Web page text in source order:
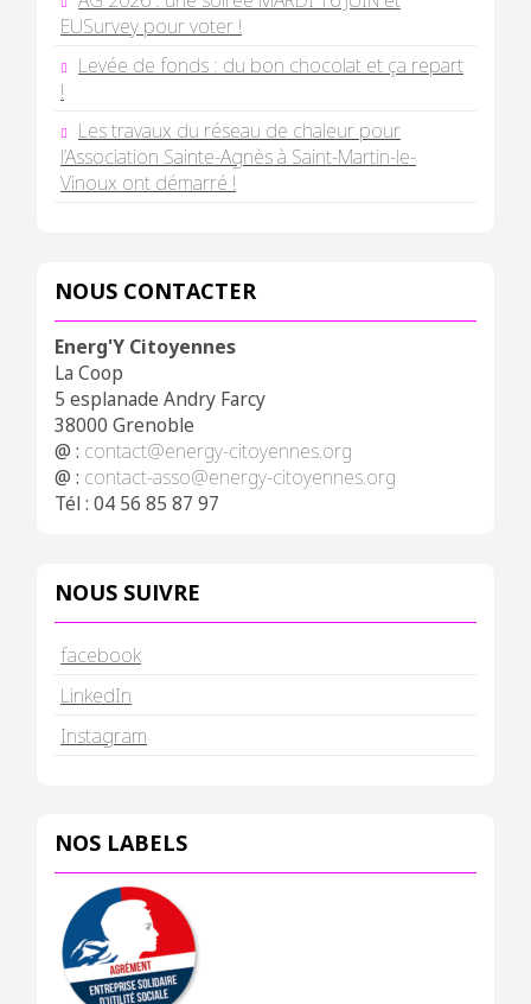
EUSurvey pour voter !
Levée de fonds : du bon chocolat et ça repart
!
Les travaux du réseau de chaleur pour
l’Association Sainte-Agnès à Saint-Martin-le-
Vinoux ont démarré !
NOUS CONTACTER
Energ'Y Citoyennes
La Coop
5 esplanade Andry Farcy
38000 Grenoble
@ : contact@energy-citoyennes.org
@ : contact-asso@energy-citoyennes.org
Tél : 04 56 85 87 97
NOUS SUIVRE
facebook
LinkedIn
Instagram
NOS LABELS